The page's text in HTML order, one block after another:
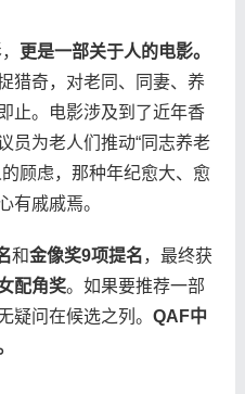
更是一部关于人的电影。
猎奇，对老同、同妻、养
止。电影涉及到了近年香
员为老人们推动“同志养老
顾虑，那种年纪愈大、愈
有戚戚焉。
和金像奖9项提名，最终获
配角奖。如果要推荐一部
疑问在候选之列。 QAF中